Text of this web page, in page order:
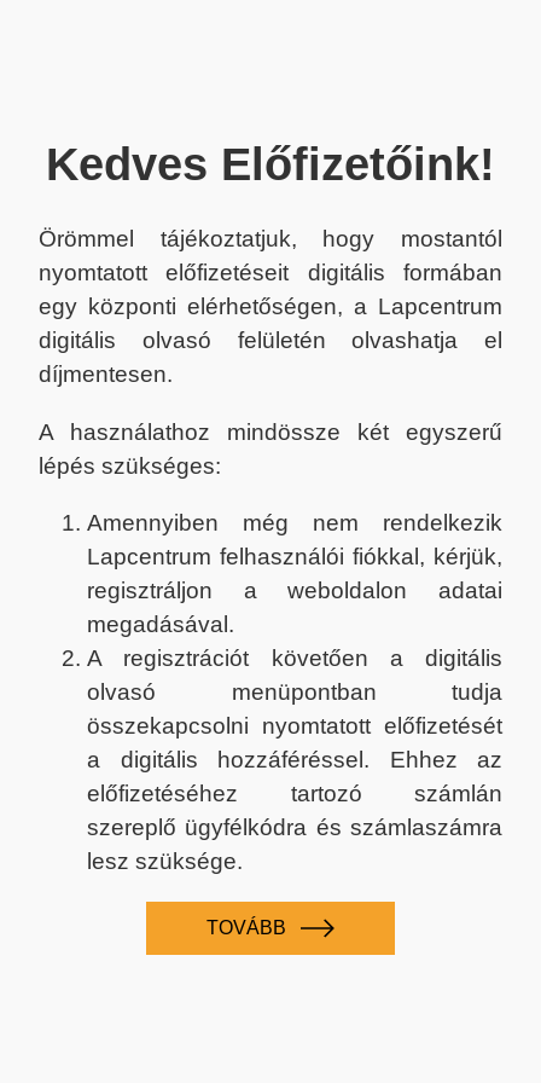
Kedves Előfizetőink!
Örömmel tájékoztatjuk, hogy mostantól
nyomtatott előfizetéseit digitális formában
egy központi elérhetőségen, a Lapcentrum
digitális olvasó felületén olvashatja el
díjmentesen.
A használathoz mindössze két egyszerű
lépés szükséges:
Amennyiben még nem rendelkezik
Lapcentrum felhasználói fiókkal, kérjük,
regisztráljon a weboldalon adatai
megadásával.
A regisztrációt követően a digitális
olvasó menüpontban tudja
összekapcsolni nyomtatott előfizetését
a digitális hozzáféréssel. Ehhez az
előfizetéséhez tartozó számlán
szereplő ügyfélkódra és számlaszámra
lesz szüksége.
TOVÁBB